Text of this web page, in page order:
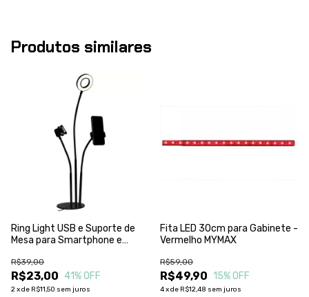
Produtos similares
Ring Light USB e Suporte de
Mesa para Smartphone e
R$23,00
R$39,00
41% OFF
2xde R$11,50 sem juros
Fita LED 30cm para Gabinete -
Vermelho MYMAX
R$49,90
R$59,00
15% OFF
4xde R$12,48 sem juros